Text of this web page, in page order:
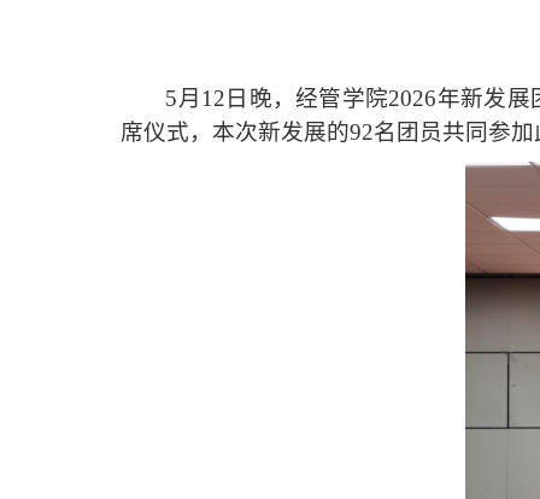
5月12日晚，经管学院2026年新发
席仪式，本次新发展的92名团员共同参